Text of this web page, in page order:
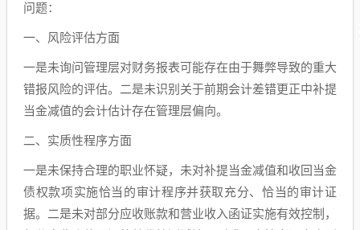
问题：
一、风险评估方面
一是未询问管理层对财务报表可能存在由于舞弊导致的重大
错报风险的评估。二是未识别关于前期会计差错更正中补提
当金减值的会计估计存在管理层偏向。
二、实质性程序方面
一是未保持合理的职业怀疑，未对补提当金减值和收回当金
债权款项实施恰当的审计程序并获取充分、恰当的审计证
据。二是未对部分应收账款和营业收入函证实施有效控制，